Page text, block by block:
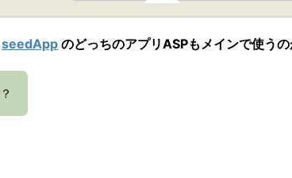
seedApp のどっちのアプリASPもメインで使うの